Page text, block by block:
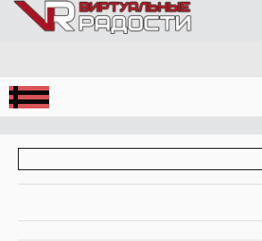
Jump to Navigation